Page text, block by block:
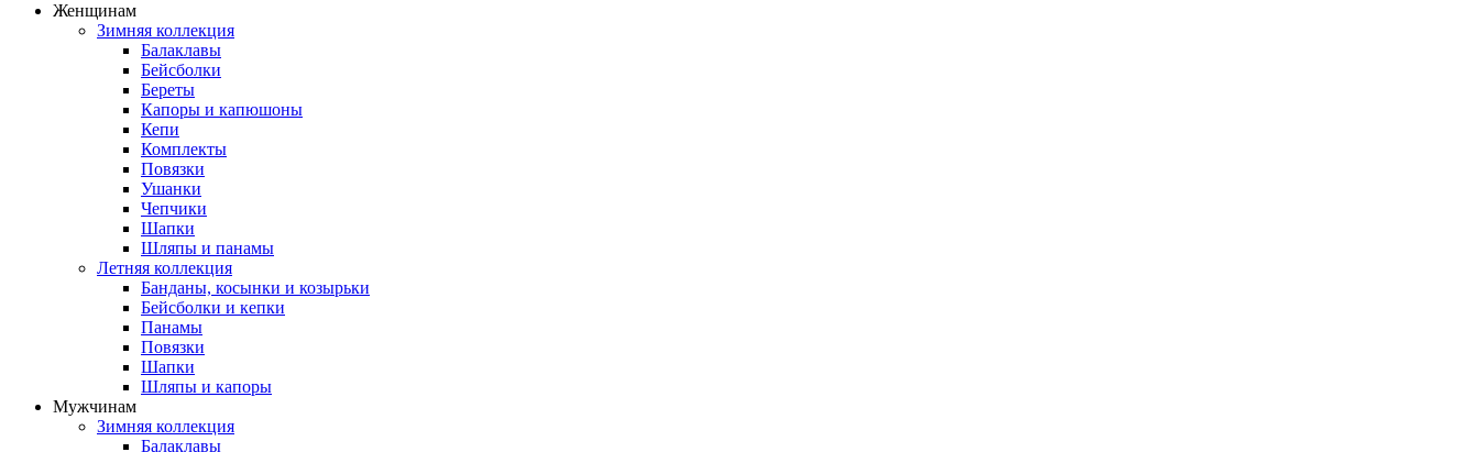
Женщинам
Зимняя коллекция
Балаклавы
Бейсболки
Береты
Капоры и капюшоны
Кепи
Комплекты
Повязки
Ушанки
Чепчики
Шапки
Шляпы и панамы
Летняя коллекция
Банданы, косынки и козырьки
Бейсболки и кепки
Панамы
Повязки
Шапки
Шляпы и капоры
Мужчинам
Зимняя коллекция
Балаклавы